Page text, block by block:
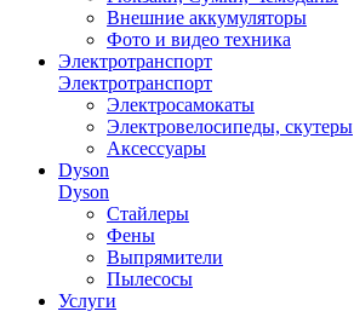
Внешние аккумуляторы
Фото и видео техника
Электротранспорт
Электротранспорт
Электросамокаты
Электровелосипеды, скутеры
Аксессуары
Dyson
Dyson
Стайлеры
Фены
Выпрямители
Пылесосы
Услуги